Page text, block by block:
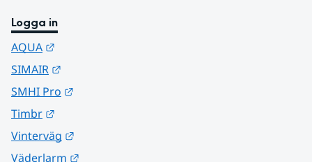
Logga in
AQUA
SIMAIR
SMHI Pro
Timbr
Vinterväg
Väderlarm